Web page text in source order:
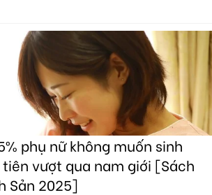
phụ nữ không muốn sinh
vượt qua nam giới [Sách
Sản 2025]